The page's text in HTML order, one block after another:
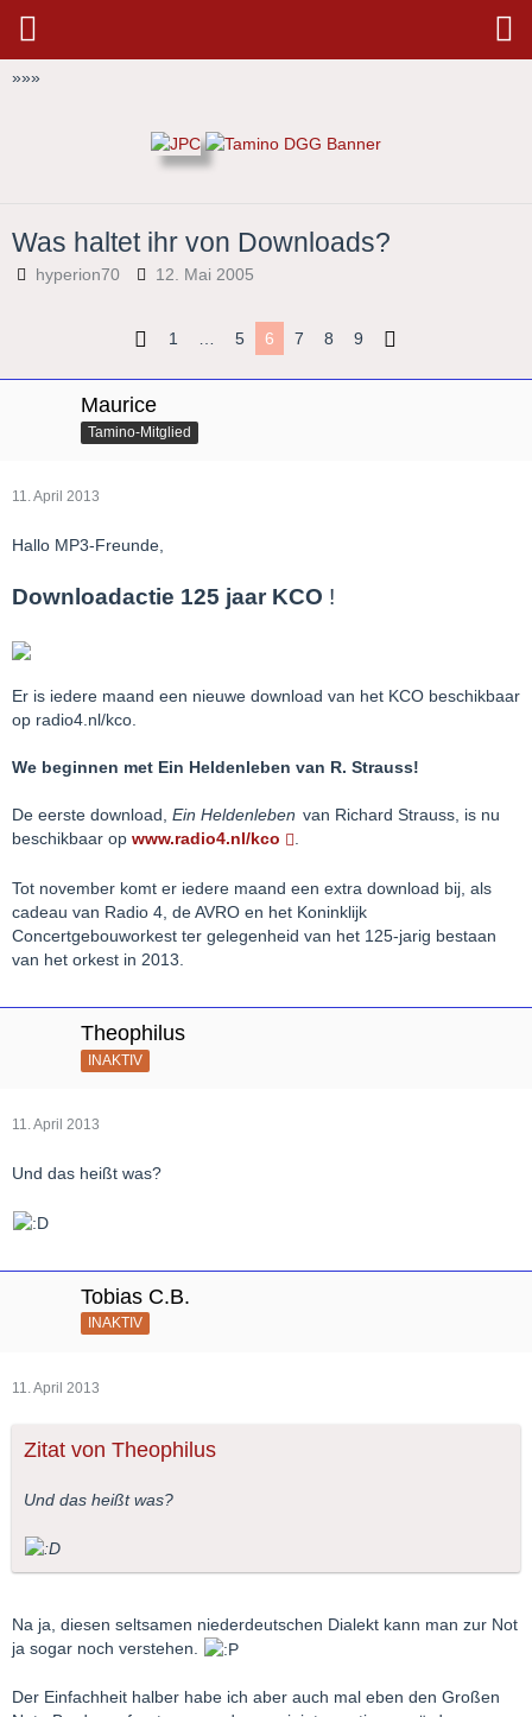
»»»
Was haltet ihr von Downloads?
hyperion70 12. Mai 2005
1 … 5 6 7 8 9
Maurice
Tamino-Mitglied
11. April 2013
Hallo MP3-Freunde,
Downloadactie 125 jaar KCO !
Er is iedere maand een nieuwe download van het KCO beschikbaar
op radio4.nl/kco.
We beginnen met Ein Heldenleben van R. Strauss!
De eerste download, Ein Heldenleben van Richard Strauss, is nu
beschikbaar op www.radio4.nl/kco .
Tot november komt er iedere maand een extra download bij, als
cadeau van Radio 4, de AVRO en het Koninklijk
Concertgebouworkest ter gelegenheid van het 125-jarig bestaan
van het orkest in 2013.
Theophilus
INAKTIV
11. April 2013
Und das heißt was?
Tobias C.B.
INAKTIV
11. April 2013
Zitat von Theophilus
Und das heißt was?
Na ja, diesen seltsamen niederdeutschen Dialekt kann man zur Not
ja sogar noch verstehen.
Der Einfachheit halber habe ich aber auch mal eben den Großen